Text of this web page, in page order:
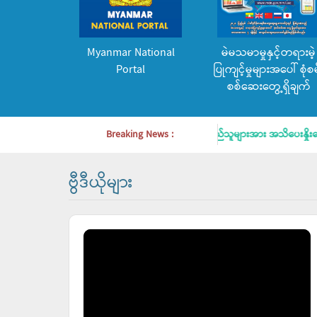
Myanmar National
Portal
မဲမသမာမှုနှင့်တရားမဲ့
ပြုကျင့်မှုများအပေါ် စုံစ
စစ်ဆေးတွေ့ရှိချက်
Breaking News :
င်ရန် အသိပေးနှိုးဆော်ချက် မိဘပြည်သူများအား အသိပေးနှိုးဆော်ခ
ဗွီဒီယိုများ